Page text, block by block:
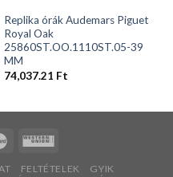
Replika órák Audemars Piguet
Royal Oak
25860ST.OO.1110ST.05-39
MM
74,037.21 Ft
FELTÉTELEK
GYIK